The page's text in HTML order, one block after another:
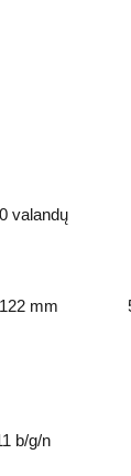
valandų
mm
b/g/n